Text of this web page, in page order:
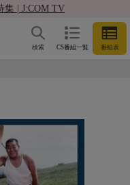
集 | J:COM TV
CS番組一覧 番組表
検索